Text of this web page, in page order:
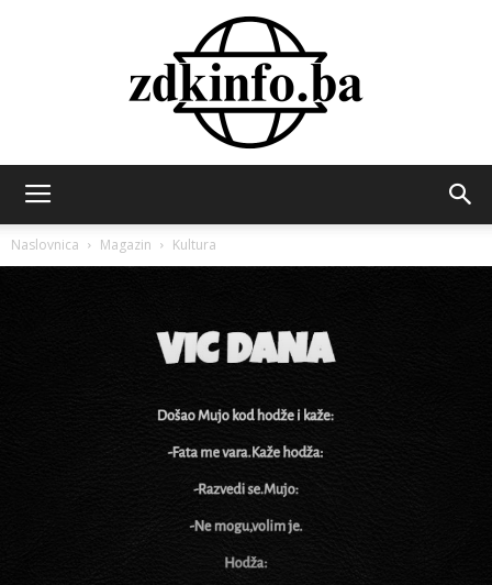
Naslovnica Magazin Kultura